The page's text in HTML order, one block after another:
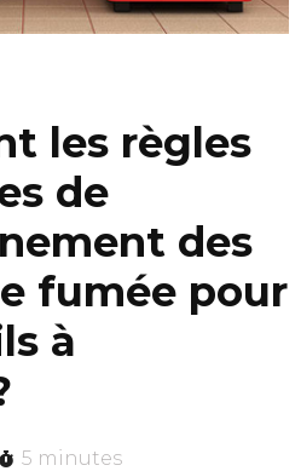
les règles
de
des
fumée pour
à
5 minutes